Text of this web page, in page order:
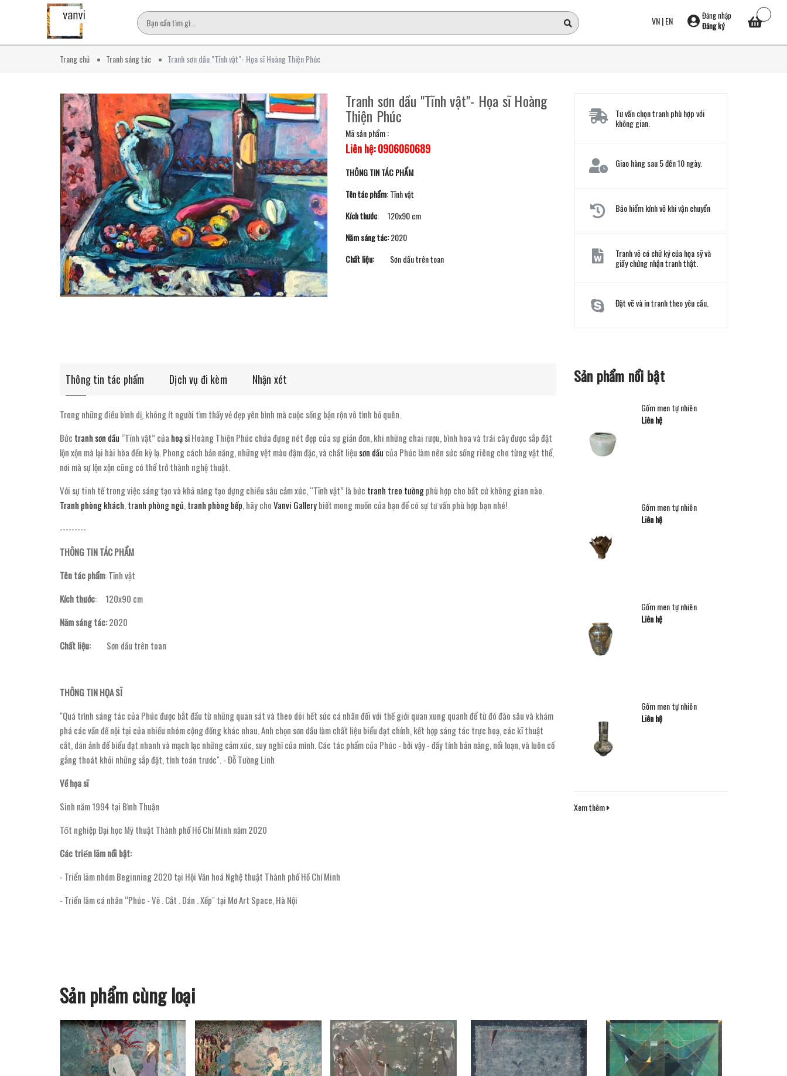
VN|EN
Đăng nhập
Đăng ký
Trang chủ Tranh sáng tác Tranh sơn dầu "Tĩnh vật"- Họa sĩ Hoàng Thiện Phúc
Tranh sơn dầu "Tĩnh vật"- Họa sĩ Hoàng
Thiện Phúc
Mã sản phẩm :
Liên hệ: 0906060689
THÔNG TIN TÁC PHẨM
Tên tác phẩm: Tĩnh vật
Kích thước: 120x90 cm
Năm sáng tác:2020
Chất liệu:Sơn dầu trên toan
Tư vấn chọn tranh phù hợp với
không gian.
Giao hàng sau 5 đến 10 ngày.
Bảo hiểm kính vỡ khi vận chuyển
Tranh vẽ có chữ ký của họa sỹ và
giấy chứng nhận tranh thật.
Đặt vẽ và in tranh theo yêu cầu.
Thông tin tác phẩm Dịch vụ đi kèm Nhận xét
Trong những điều bình dị, không ít người tìm thấy vẻ đẹp yên bình mà cuộc sống bận rộn vô tình bỏ quên.
Bức tranh sơn dầu “Tĩnh vật” của hoạ sĩHoàng Thiện Phúc chứa đựng nét đẹp của sự giản đơn, khi những chai rượu, bình hoa và trái cây được sắp đặt
lộn xộn mà lại hài hòa đến kỳ lạ. Phong cách bản năng, những vệt màu đậm đặc, và chất liệu sơn dầu của Phúc làm nên sức sống riêng cho từng vật thể,
nơi mà sự lộn xộn cũng có thể trở thành nghệ thuật.
Với sự tinh tế trong việc sáng tạo và khả năng tạo dựng chiều sâu cảm xúc, “Tĩnh vật” là bức tranh treo tườngphù hợp cho bất cứ không gian nào.
Tranh phòng khách, tranh phòng ngủ, tranh phòng bếp, hãy choVanvi Gallerybiết mong muốn của bạn để có sự tư vấn phù hợp bạn nhé!
---------
THÔNG TIN TÁC PHẨM
Tên tác phẩm: Tĩnh vật
Kích thước: 120x90 cm
Năm sáng tác:2020
Chất liệu:Sơn dầu trên toan
THÔNG TIN HỌA SĨ
"Quá trình sáng tác của Phúc được bắt đầu từ những quan sát và theo dõi hết sức cá nhân đối với thế giới quan xung quanh để từ đó đào sâu và khám
phá các vấn đề nội tại của nhiều nhóm cộng đồng khác nhau. Anh chọn sơn dầu làm chất liệu biểu đạt chính, kết hợp sáng tác trực hoạ, các kĩ thuật
cắt, dán ảnh để biểu đạt nhanh và mạch lạc những cảm xúc, suy nghĩ của mình. Các tác phẩm của Phúc - bởi vậy - đầy tính bản năng, nổi loạn, và luôn cố
gắng thoát khỏi những sắp đặt, tính toán trước". - Đỗ Tường Linh
Về họa sĩ
Sinh năm 1994 tại Bình Thuận
Tốt nghiệp Đại học Mỹ thuật Thành phố Hồ Chí Minh năm 2020
Các triển lãm nổi bật:
- Triển lãm nhóm Beginning 2020 tại Hội Văn hoá Nghệ thuật Thành phố Hồ Chí Minh
- Triển lãm cá nhân “Phúc - Vẽ . Cắt . Dán . Xếp" tại Mơ Art Space, Hà Nội
Sản phẩm nổi bật
Gốm men tự nhiên
Liên hệ
Gốm men tự nhiên
Liên hệ
Gốm men tự nhiên
Liên hệ
Gốm men tự nhiên
Liên hệ
Xem thêm
Sản phẩm cùng loại